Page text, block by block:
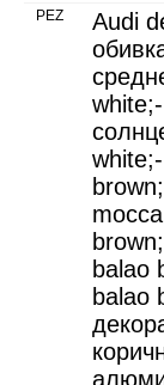
PEZ
Audi
balao
balao